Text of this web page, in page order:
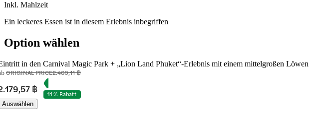
Inkl. Mahlzeit
Ein leckeres Essen ist in diesem Erlebnis inbegriffen
Option wählen
in den Carnival Magic Park + „Lion Land Phuket“-Erlebnis mit einem mittelgroßen Löwen
ORIGINAL PRICE2.460,11 ฿
฿
11 % Rabatt
Auswählen